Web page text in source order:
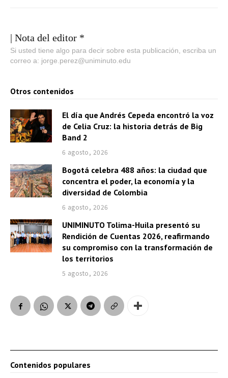
| Nota del editor *
Si usted tiene algo para decir sobre esta publicación, escriba un
correo a: jorge.perez@uniminuto.edu
Otros contenidos
El día que Andrés Cepeda encontró la voz
de Celia Cruz: la historia detrás de Big
Band 2
6 agosto, 2026
Bogotá celebra 488 años: la ciudad que
concentra el poder, la economía y la
diversidad de Colombia
6 agosto, 2026
UNIMINUTO Tolima-Huila presentó su
Rendición de Cuentas 2026, reafirmando
su compromiso con la transformación de
los territorios
5 agosto, 2026
Contenidos populares